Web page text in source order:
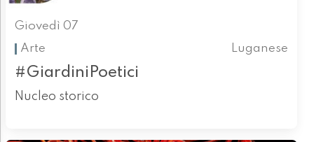
Giovedì 07
Arte
Luganese
#GiardiniPoetici
Nucleo storico